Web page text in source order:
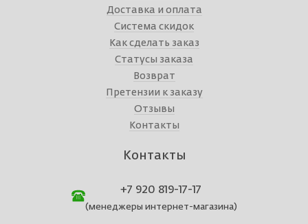
Доставка и оплата
Система скидок
Как сделать заказ
Статусы заказа
Возврат
Претензии к заказу
Отзывы
Контакты
Контакты
+7 920 819-17-17
(менеджеры интернет-магазина)